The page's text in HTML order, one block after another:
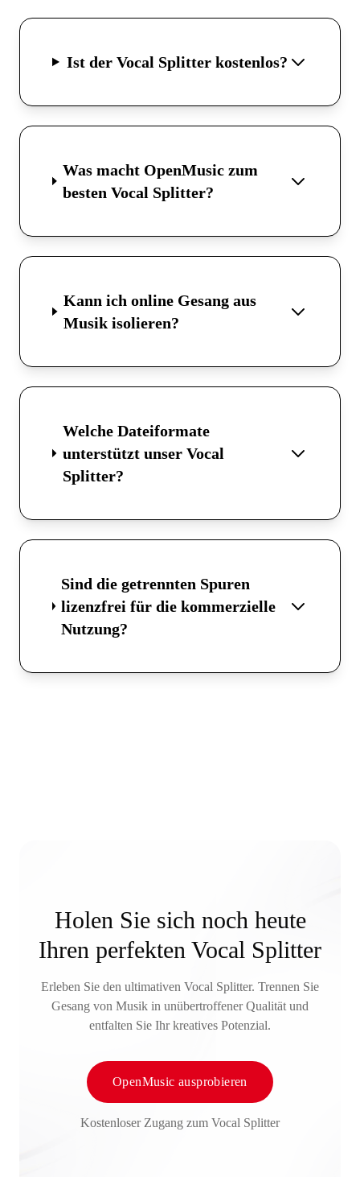
Ist der Vocal Splitter kostenlos?
Was macht OpenMusic zum
besten Vocal Splitter?
Kann ich online Gesang aus
Musik isolieren?
Welche Dateiformate
unterstützt unser Vocal
Splitter?
Sind die getrennten Spuren
lizenzfrei für die kommerzielle
Nutzung?
Holen Sie sich noch heute
Ihren perfekten Vocal Splitter
Erleben Sie den ultimativen Vocal Splitter. Trennen Sie
Gesang von Musik in unübertroffener Qualität und
entfalten Sie Ihr kreatives Potenzial.
OpenMusic ausprobieren
Kostenloser Zugang zum Vocal Splitter